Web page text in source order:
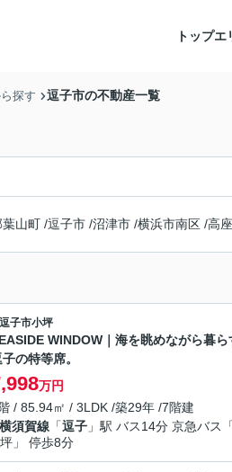
トップエ
探す 逗子市の不動産一覧
葉山町 /逗子市 /沼津市 /横浜市南区 /高
逗子市小坪
WINDOW｜海を眺めながら暮ら
の特等席。
万円
/ 85.94㎡ / 3LDK /築29年 /7階建
横須賀線 「逗子 」駅 バス14分 京急バス
坪」 停歩8分